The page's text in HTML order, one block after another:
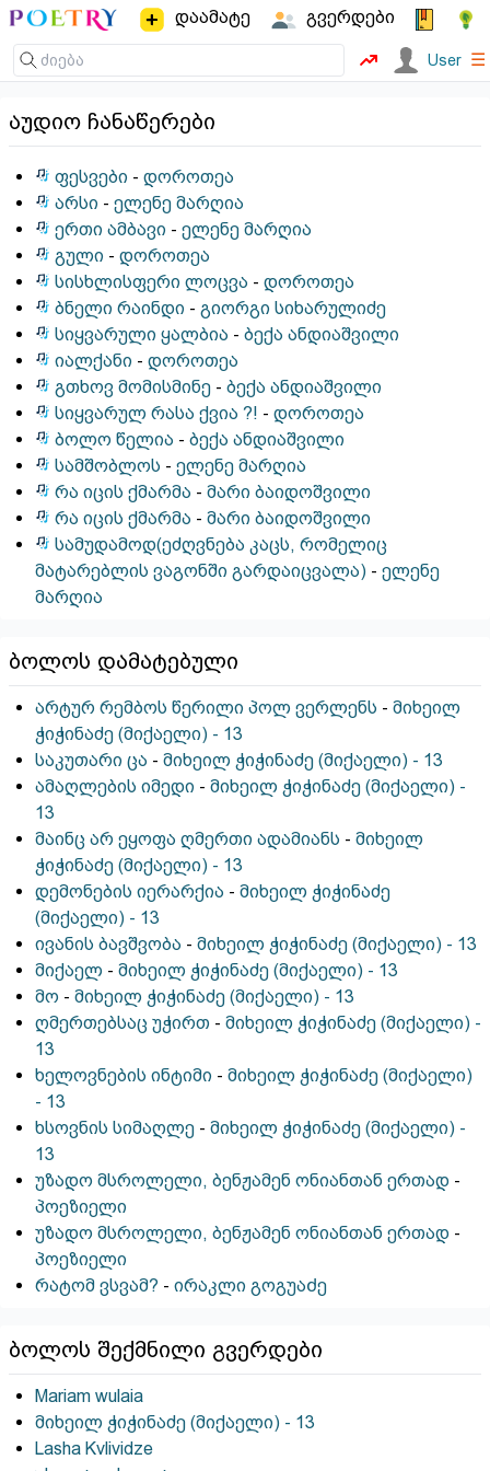
დაამატე გვერდები
User ☰
აუდიო ჩანაწერები
ფესვები -დოროთეა
არსი -ელენე მარღია
ერთი ამბავი -ელენე მარღია
გული -დოროთეა
სისხლისფერი ლოცვა -დოროთეა
ბნელი რაინდი -გიორგი სიხარულიძე
სიყვარული ყალბია -ბექა ანდიაშვილი
იალქანი -დოროთეა
გთხოვ მომისმინე -ბექა ანდიაშვილი
სიყვარულ რასა ქვია ?! -დოროთეა
ბოლო წელია -ბექა ანდიაშვილი
სამშობლოს -ელენე მარღია
რა იცის ქმარმა -მარი ბაიდოშვილი
რა იცის ქმარმა -მარი ბაიდოშვილი
სამუდამოდ(ეძღვნება კაცს, რომელიც
მატარებლის ვაგონში გარდაიცვალა) - ელენე
მარღია
ბოლოს დამატებული
არტურ რემბოს წერილი პოლ ვერლენს - მიხეილ
ჭიჭინაძე (მიქაელი) - 13
საკუთარი ცა - მიხეილ ჭიჭინაძე (მიქაელი) - 13
ამაღლების იმედი - მიხეილ ჭიჭინაძე (მიქაელი) -
13
მაინც არ ეყოფა ღმერთი ადამიანს - მიხეილ
ჭიჭინაძე (მიქაელი) - 13
დემონების იერარქია - მიხეილ ჭიჭინაძე
(მიქაელი) - 13
ივანის ბავშვობა - მიხეილ ჭიჭინაძე (მიქაელი) - 13
მიქაელ - მიხეილ ჭიჭინაძე (მიქაელი) - 13
მო - მიხეილ ჭიჭინაძე (მიქაელი) - 13
ღმერთებსაც უჭირთ - მიხეილ ჭიჭინაძე (მიქაელი) -
13
ხელოვნების ინტიმი - მიხეილ ჭიჭინაძე (მიქაელი)
- 13
ხსოვნის სიმაღლე - მიხეილ ჭიჭინაძე (მიქაელი) -
13
უზადო მსროლელი, ბენჟამენ ონიანთან ერთად -
პოეზიელი
უზადო მსროლელი, ბენჟამენ ონიანთან ერთად -
პოეზიელი
რატომ ვსვამ? - ირაკლი გოგუაᲫე
ბოლოს შექმნილი გვერდები
Mariam wulaia
მიხეილ ჭიჭინაძე (მიქაელი) - 13
Lasha Kvlividze